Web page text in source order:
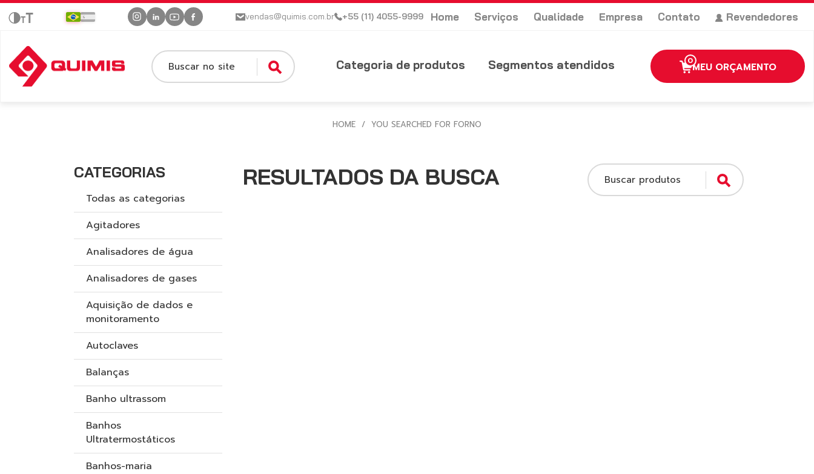
vendas@quimis.com.br +55 (11) 4055-9999 Home Serviços Qualidade Empresa Contato Revendedores
Buscar no site Categoria de produtos Segmentos atendidos 0MEU ORÇAMENTO
HOME / YOU SEARCHED FOR FORNO
CATEGORIAS
Todas as categorias
Agitadores
Analisadores de água
Analisadores de gases
Aquisição de dados e
monitoramento
Autoclaves
Balanças
Banho ultrassom
Banhos
Ultratermostáticos
Banhos-maria
RESULTADOS DA BUSCA Buscar produtos